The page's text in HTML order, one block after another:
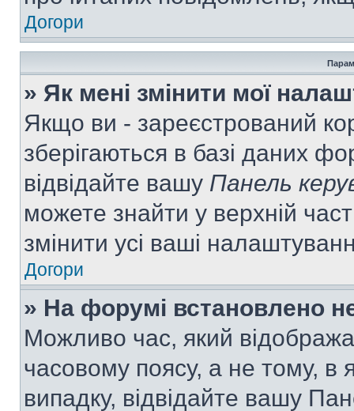
Догори
» Як мені змінити мої
Якщо ви - зареєстрований
зберігаються в базі даних
відвідайте вашу Панель
можете знайти у верхній
змінити усі ваші
Догори
» На форумі встановлено
Можливо час, який
часовому поясу, а не тому, в
випадку, відвідайте вашу